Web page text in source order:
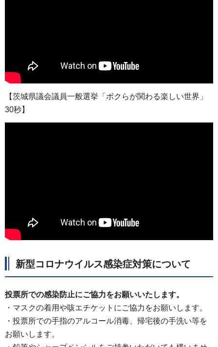
【茨城県議会議員一般選挙「ボクらが関わる楽しい世界」
30秒】
新型コロナウイルス感染症対策について
投票所での感染防止にご協力をお願いいたします。
・マスクの着用や咳エチケットにご協力をお願いします。
・投票所での手指のアルコール消毒、帰宅後の手洗い等を
お願いします。